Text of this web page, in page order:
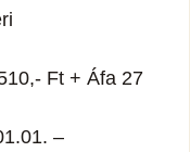
Ft + Áfa 27
–